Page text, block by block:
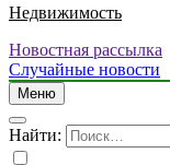
Недвижимость
Новостная рассылка
Случайные новости
Меню
Найти: